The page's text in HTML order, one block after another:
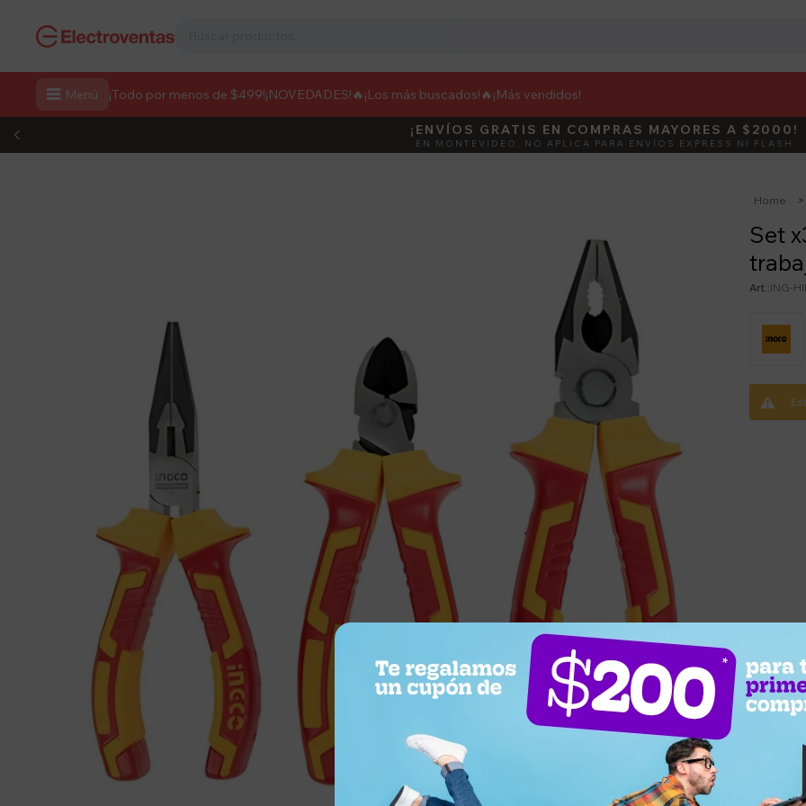
 Menú ¡Todo por menos de $499!¡NOVEDADES! 🔥¡Los más buscados!🔥 ¡Más vendidos!
DEBUT ACTIVÁ
¡ENVÍOS GRATIS EN COMPRAS MAYORES A $2000!
EN MONTEVIDEO, NO APLICA PARA ENVÍOS EXPRESS NI FLASH
Home
Set
ING-